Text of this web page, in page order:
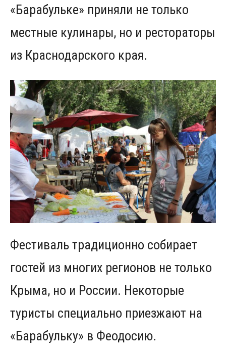
«Барабульке» приняли не только
местные кулинары, но и рестораторы
из Краснодарского края.
Фестиваль традиционно собирает
гостей из многих регионов не только
Крыма, но и России. Некоторые
туристы специально приезжают на
«Барабульку» в Феодосию.